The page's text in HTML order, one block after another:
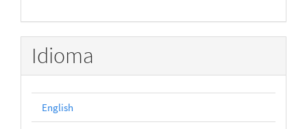
Idioma
English